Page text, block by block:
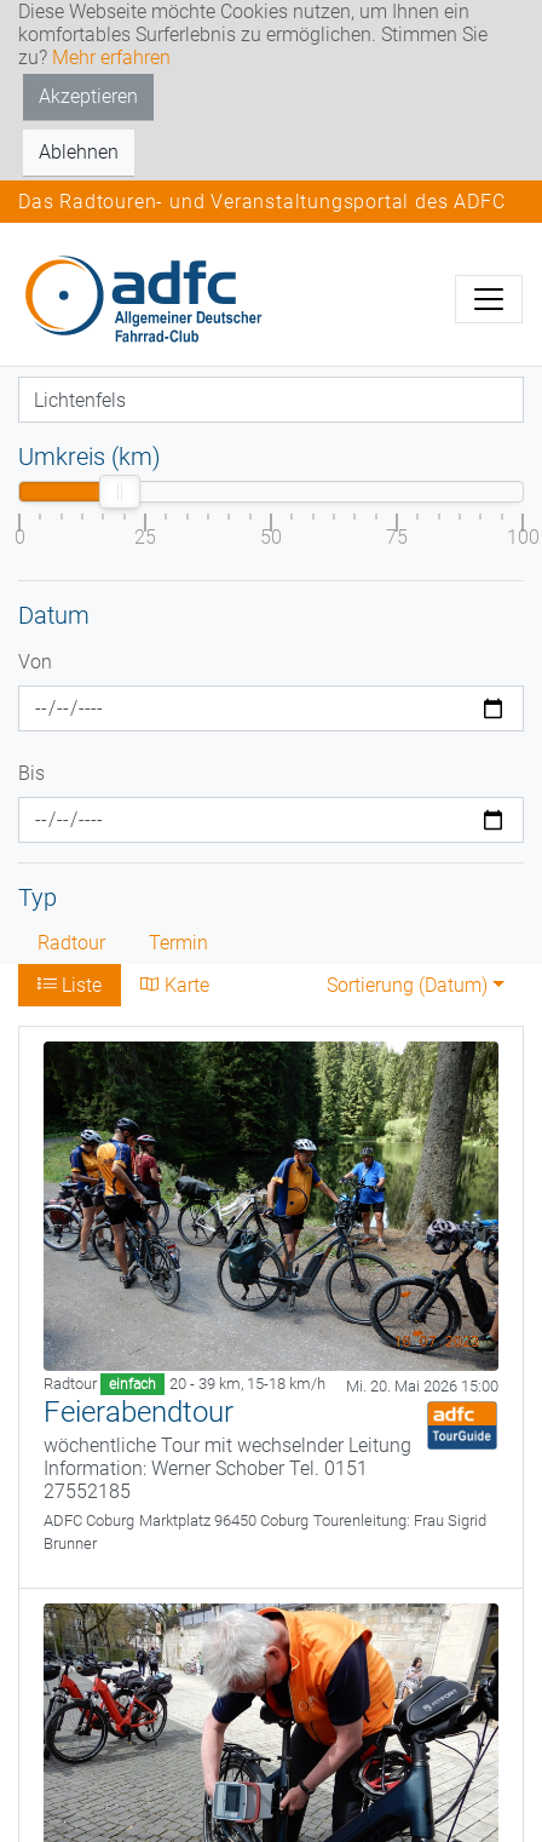
Diese Webseite möchte Cookies nutzen, um Ihnen ein
komfortables Surferlebnis zu ermöglichen. Stimmen Sie
zu? Mehr erfahren
Akzeptieren
Ablehnen
Das Radtouren- und Veranstaltungsportal des ADFC
Umkreis (km)
0 25 50 75 100
Datum
Von
Bis
Typ
Radtour
Termin
Liste
Karte Sortierung (Datum)
Radtour einfach 20 - 39 km, 15-18 km/h Mi. 20. Mai 2026 15:00
Feierabendtour
wöchentliche Tour mit wechselnder Leitung
Information: Werner Schober Tel. 0151
27552185
ADFC Coburg Marktplatz 96450 Coburg Tourenleitung: Frau Sigrid
Brunner